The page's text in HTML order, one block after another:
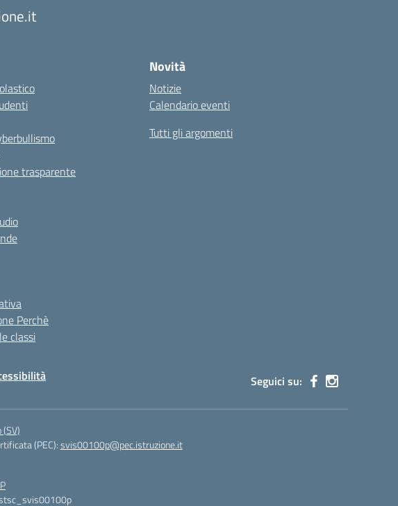
trasparente
Perchè
classi
Novità
Notizie
Calendario eventi
Tutti gli argomenti
Seguici su:
(PEC):svis00100p@pec.istruzione.it